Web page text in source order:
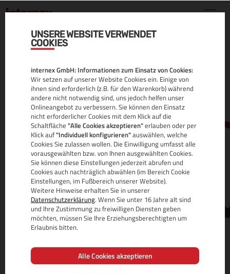
UNSERE WEBSITE VERWENDET
COOKIES
internex GmbH: Informationen zum Einsatz von Cookies:
Wir setzen auf unserer Website Cookies ein. Einige von
ihnen sind erforderlich (z.B. für den Warenkorb) während
andere nicht notwendig sind, uns jedoch helfen unser
Onlineangebot zu verbessern. Sie können den Einsatz
nicht erforderlicher Cookies mit dem Klick auf die
Schaltfläche "Alle Cookies akzeptieren"erlauben oder per
Klick auf"Individuell konfigurieren"auswählen, welche
Cookies Sie zulassen wollen. Die Einwilligung umfasst alle
vorausgewählten bzw. von Ihnen ausgewählten Cookies.
Sie können diese Einstellungen jederzeit abrufen und
Cookies auch nachträglich abwählen (im Bereich Cookie
Einstellungen, im Fußbereich unserer Website).
Weitere Hinweise erhalten Sie in unserer
Datenschutzerklärung. Wenn Sie unter 16 Jahre alt sind
und Ihre Zustimmung zu freiwilligen Diensten geben
möchten, müssen Sie Ihre Erziehungsberechtigten um
Erlaubnis bitten.
Alle Cookies akzeptieren
.LC DOMAIN
ALLE INFOS
MEHR INFOS ZUR DOMAIN-ENDUNG